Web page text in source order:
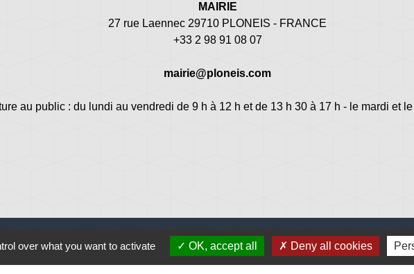
MAIRIE
27 rue Laennec 29710 PLONEIS - FRANCE
+33 2 98 91 08 07
mairie@ploneis.com
au public : du lundi au vendredi de 9 h à 12 h et de 13 h 30 à 17 h - le mardi et
over what you want to activate OK, accept all Deny all cookies